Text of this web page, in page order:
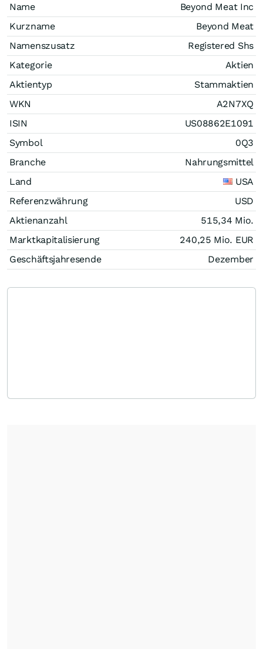
Name
Beyond Meat Inc
Kurzname
Beyond Meat
Namenszusatz
Registered Shs
Kategorie
Aktien
Aktientyp
Stammaktien
WKN
A2N7XQ
ISIN
US08862E1091
Symbol
0Q3
Branche
Nahrungsmittel
Land
USA
Referenzwährung
USD
Aktienanzahl
515,34 Mio.
Marktkapitalisierung
240,25 Mio. EUR
Geschäftsjahresende
Dezember